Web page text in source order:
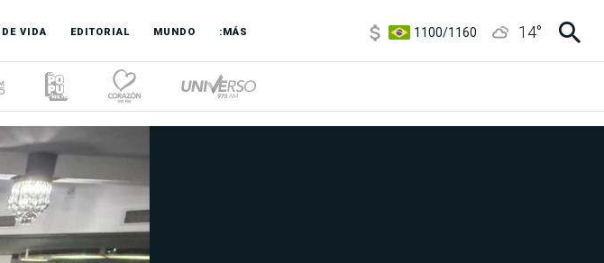
VIDA EDITORIAL MUNDO :MÁS
3,8/4
14°